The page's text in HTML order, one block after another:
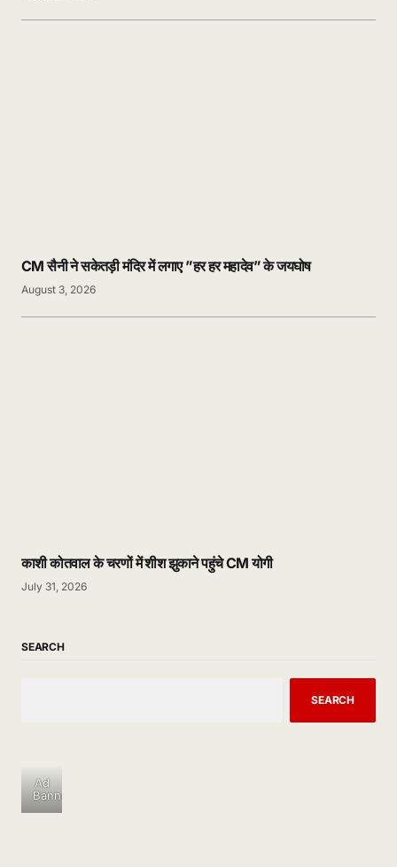
CM सैनी ने सकेतड़ी मंदिर में लगाए ”हर हर महादेव” के जयघोष
August 3, 2026
काशी कोतवाल के चरणों में शीश झुकाने पहुंचे CM योगी
July 31, 2026
SEARCH
SEARCH
Ad
Banner